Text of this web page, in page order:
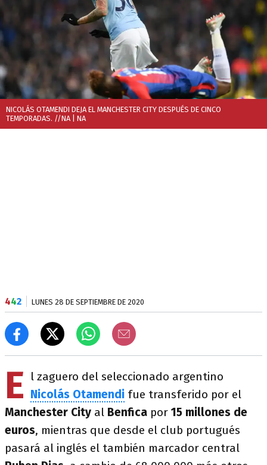
NICOLÁS OTAMENDI DEJA EL MANCHESTER CITY DESPUÉS DE CINCO
TEMPORADAS. //NA | NA
442 LUNES 28 DE SEPTIEMBRE DE 2020
E
l zaguero del seleccionado argentino
Nicolás Otamendi fue transferido por el
Manchester City al Benfica por 15 millones de
euros, mientras que desde el club portugués
pasará al inglés el también marcador central